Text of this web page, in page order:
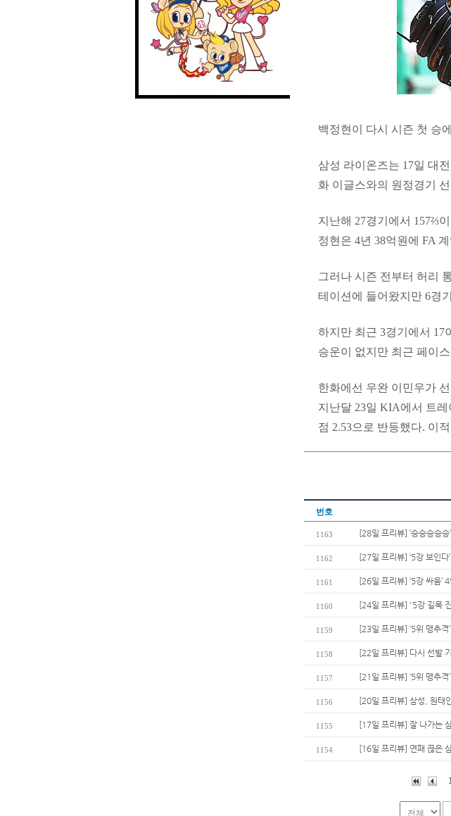
백정현이 다시 시즌 첫 승
삼성 라이온즈는 17일 대
화 이글스와의 원정경기
지난해 27경기에서 157⅔
정현은 4년 38억원에 FA
그러나 시즌 전부터 허리
테이션에 들어왔지만 6경
하지만 최근 3경기에서 17
승운이 없지만 최근 페이
한화에선 우완 이민우가
지난달 23일 KIA에서 트
점 2.53으로 반등했다. 이
번호
1163 [28일 프리뷰] ‘승승승승
1162 [27일 프리뷰] ‘5강 보인
1161 [26일 프리뷰] ‘5강 싸움’
1160 [24일 프리뷰] '5강 길목
1159 [23일 프리뷰] ‘5위 맹추격
1158 [22일 프리뷰] 다시 선발
1157 [21일 프리뷰] ‘5위 맹추
1156 [20일 프리뷰] 삼성, 원태
1155 [17일 프리뷰] 잘 나가는
1154 [16일 프리뷰] 연패 끊은